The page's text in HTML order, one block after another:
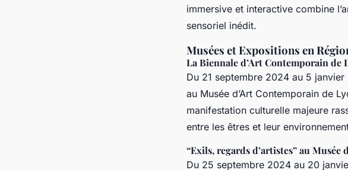
immersive et interactive combine
sensoriel inédit.
Musées et Expositions en
La Biennale d’Art Contemporain de
Du 21 septembre 2024 au 5
au Musée d’Art Contemporain de
manifestation culturelle majeure
entre les êtres et leur
“Exils, regards d’artistes” au
Du 25 septembre 2024 au 20